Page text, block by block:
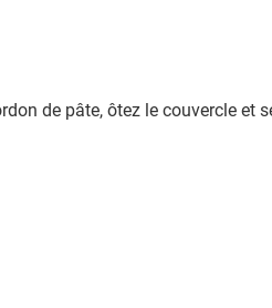
de pâte, ôtez le couvercle et